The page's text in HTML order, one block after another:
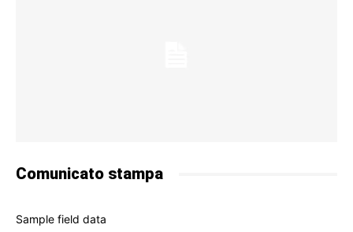
Comunicato stampa
Sample field data